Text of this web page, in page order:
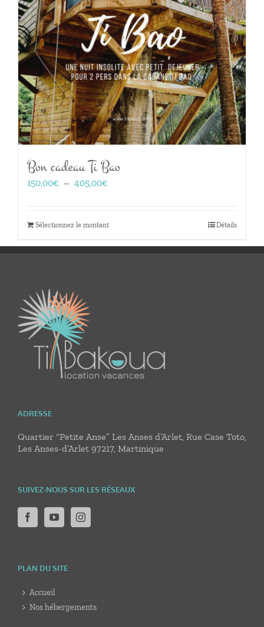
Bon cadeau Ti Bao
150,00€ – 405,00€
à
Sélectionnez le montant Détails
ADRESSE
Quartier “Petite Anse” Les Anses d’Arlet, Rue Case Toto,
Les Anses-d’Arlet 97217, Martinique
SUIVEZ-NOUS SUR LES RÉSEAUX
PLAN DU SITE
Accueil
Nos hébergements